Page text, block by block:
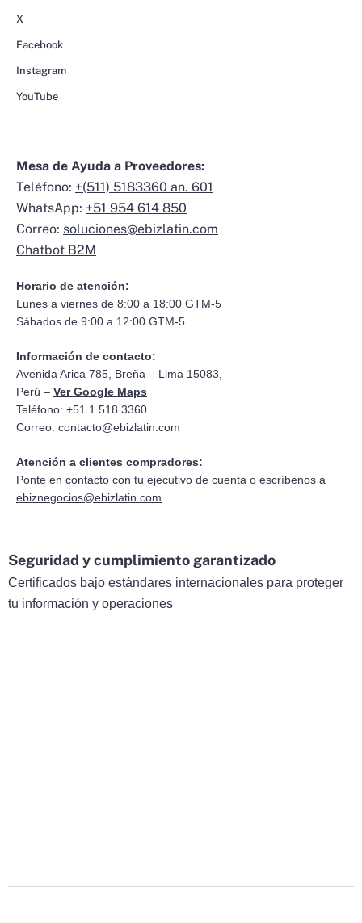
X
Facebook
Instagram
YouTube
Mesa de Ayuda a Proveedores:
Teléfono: +(511) 5183360 an. 601
WhatsApp: +51 954 614 850
Correo: soluciones@ebizlatin.com
Chatbot B2M
Horario de atención:
Lunes a viernes de 8:00 a 18:00 GTM-5
Sábados de 9:00 a 12:00 GTM-5
Información de contacto:
Avenida Arica 785, Breña – Lima 15083,
Perú – Ver Google Maps
Teléfono: +51 1 518 3360
Correo: contacto@ebizlatin.com
Atención a clientes compradores:
Ponte en contacto con tu ejecutivo de cuenta o escríbenos a
ebiznegocios@ebizlatin.com
Seguridad y cumplimiento garantizado
Certificados bajo estándares internacionales para proteger
tu información y operaciones